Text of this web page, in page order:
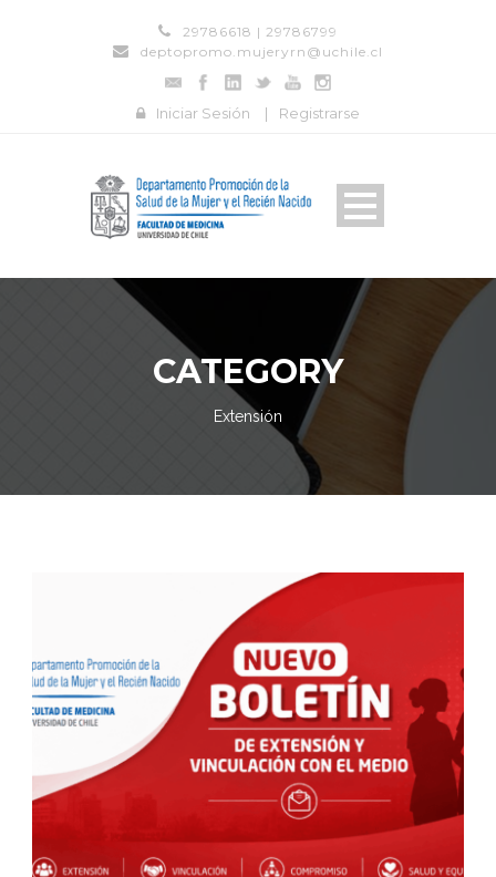
29786618 | 29786799
deptopromo.mujeryrn@uchile.cl
Iniciar Sesión | Registrarse
CATEGORY
Extensión